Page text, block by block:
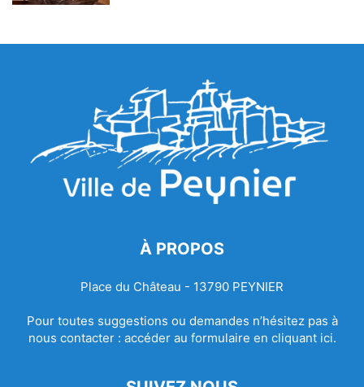
À PROPOS
Place du Château - 13790 PEYNIER
Pour toutes suggestions ou demandes n’hésitez pas à
nous contacter : accéder au formulaire en cliquant ici.